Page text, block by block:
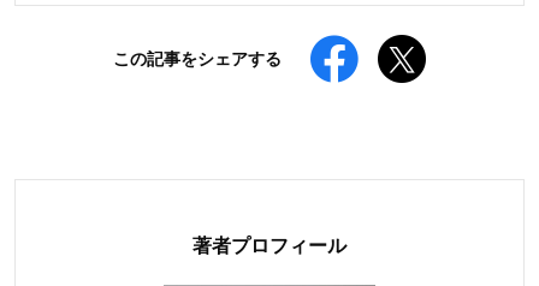
この記事をシェアする
Facebookでシェアする
Xでポストする
著者プロフィール